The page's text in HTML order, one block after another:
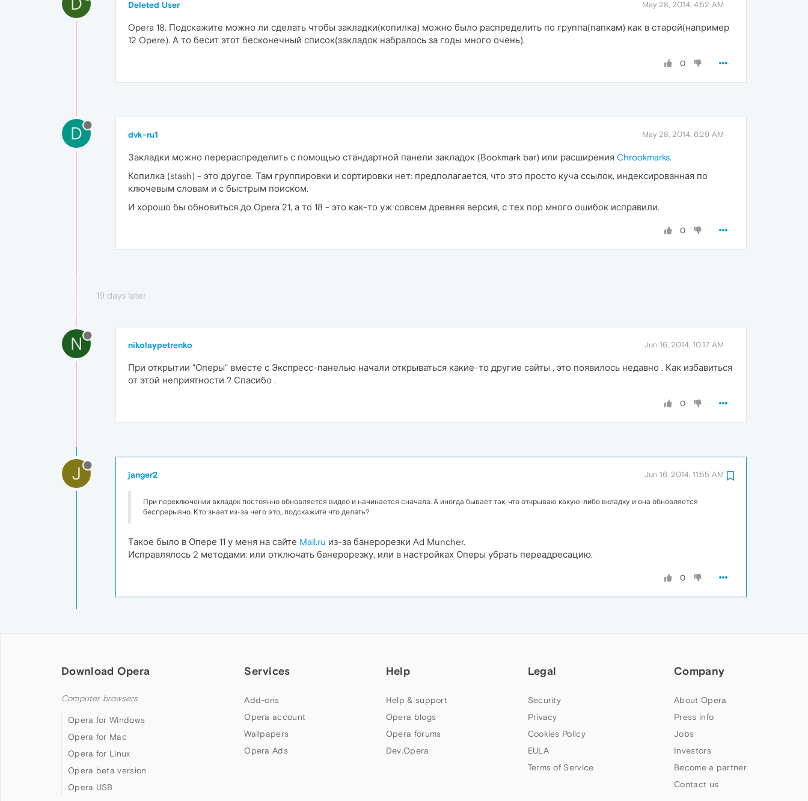
Deleted User May 28, 2014, 4:52 AM
Opera 18. Подскажите можно ли сделать чтобы закладки(копилка) можно было распределить по группа(папкам) как в старой(например
12 Opere). А то бесит этот бесконечный список(закладок набралось за годы много очень).
0
D dvk-ru1 May 28, 2014, 6:29 AM
Закладки можно перераспределить с помощью стандартной панели закладок (Bookmark bar) или расширения Chrookmarks.
Копилка (stash) - это другое. Там группировки и сортировки нет: предполагается, что это просто куча ссылок, индексированная по
ключевым словам и с быстрым поиском.
И хорошо бы обновиться до Opera 21, а то 18 - это как-то уж совсем древняя версия, с тех пор много ошибок исправили.
0
19 days later
N nikolaypetrenko Jun 16, 2014, 10:17 AM
При открытии "Оперы" вместе с Экспресс-панелью начали открываться какие-то другие сайты , это появилось недавно . Как избавиться
от этой неприятности ? Спасибо .
0
J janger2 Jun 16, 2014, 11:55 AM
При переключении вкладок постоянно обновляется видео и начинается сначала. А иногда бывает так, что открываю какую-либо вкладку и она обновляется
беспрерывно. Кто знает из-за чего это,, подскажите что делать?
Такое было в Опере 11 у меня на сайте Mail.ru из-за банерорезки Ad Muncher.
Исправлялось 2 методами: или отключать банерорезку, или в настройках Оперы убрать переадресацию.
0
Download Opera
Computer browsers
Opera for Windows
Opera for Mac
Opera for Linux
Opera beta version
Opera USB
Services
Add-ons
Opera account
Wallpapers
Opera Ads
Help
Help & support
Opera blogs
Opera forums
Dev.Opera
Legal
Security
Privacy
Cookies Policy
EULA
Terms of Service
Company
About Opera
Press info
Jobs
Investors
Become a partner
Contact us